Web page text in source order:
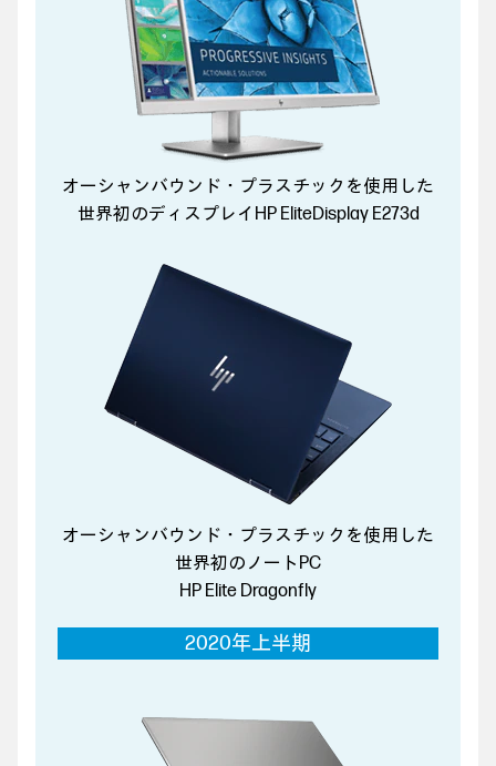
オーシャンバウンド・プラスチックを使用した
世界初のディスプレイHP EliteDisplay E273d
オーシャンバウンド・プラスチックを使用した
世界初のノートPC
HP Elite Dragonfly
2020年上半期